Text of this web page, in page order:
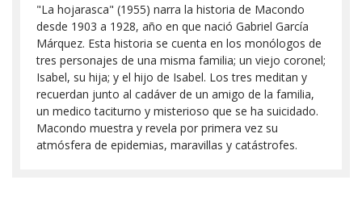
"La hojarasca" (1955) narra la historia de Macondo
desde 1903 a 1928, año en que nació Gabriel García
Márquez. Esta historia se cuenta en los monólogos de
tres personajes de una misma familia; un viejo coronel;
Isabel, su hija; y el hijo de Isabel. Los tres meditan y
recuerdan junto al cadáver de un amigo de la familia,
un medico taciturno y misterioso que se ha suicidado.
Macondo muestra y revela por primera vez su
atmósfera de epidemias, maravillas y catástrofes.